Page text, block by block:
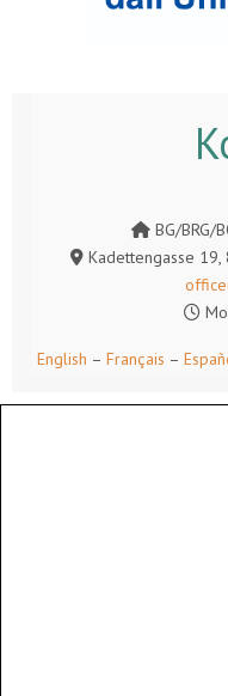
BG/BRG/
Kadettengasse 19,
English – Français –